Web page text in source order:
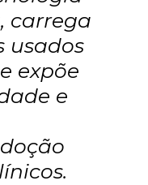
carrega
usados
expõe
e